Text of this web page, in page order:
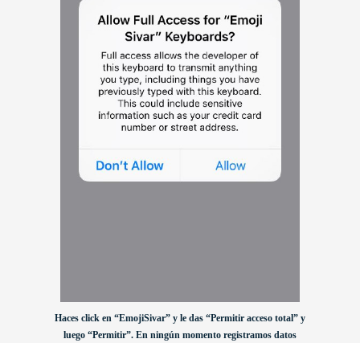
Haces click en “EmojiSivar” y le das “Permitir acceso total” y
luego “Permitir”. En ningún momento registramos datos